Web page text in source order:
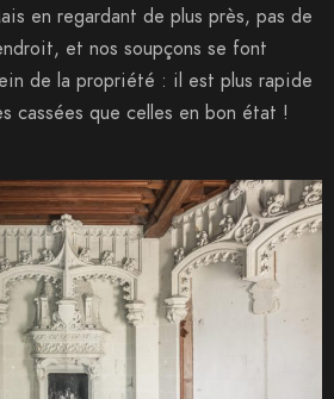
en regardant de plus près, pas de
et nos soupçons se font
de la propriété : il est plus rapide
cassées que celles en bon état !